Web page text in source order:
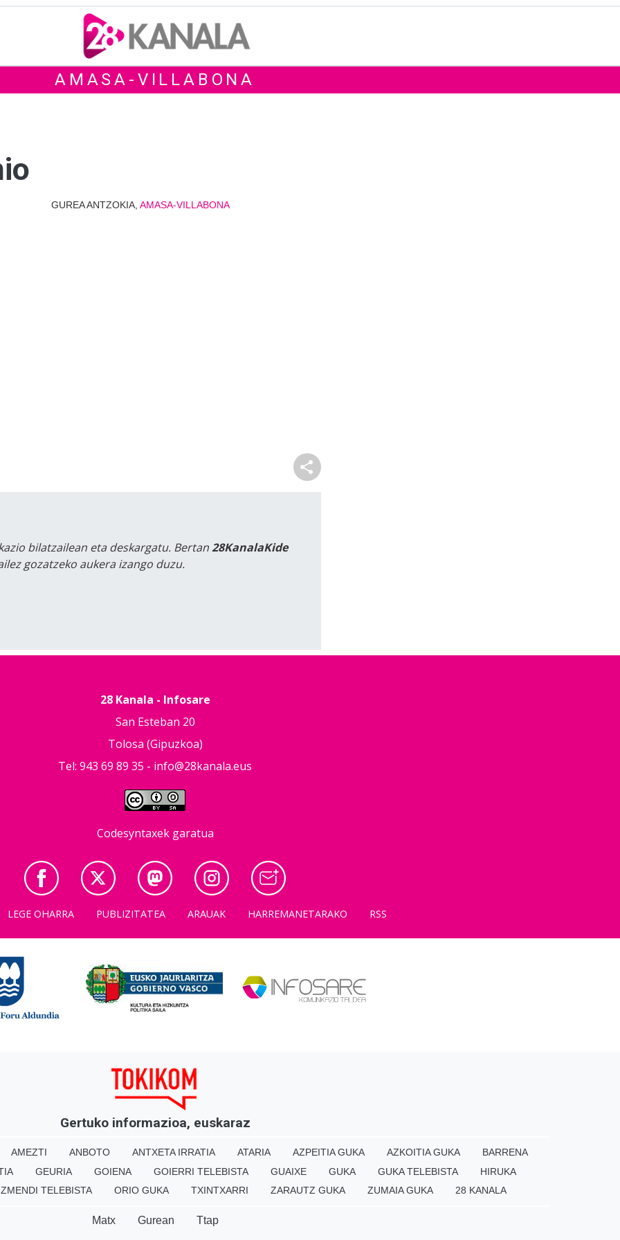
AMASA-VILLABONA
GUREA ANTZOKIA, AMASA-VILLABONA
bilatzailean eta deskargatu. Bertan28KanalaKide
gozatzeko aukera izango duzu.
28 Kanala - Infosare
San Esteban 20
Tolosa (Gipuzkoa)
Tel: 943 69 89 35 - info@28kanala.eus
Codesyntaxek garatua
LEGE OHARRA PUBLIZITATEA ARAUAK HARREMANETARAKO RSS
Gertuko informazioa, euskaraz
AMEZTI ANBOTO ANTXETA IRRATIA ATARIA AZPEITIA GUKA AZKOITIA GUKA
BARRENA
GEURIA GOIENA GOIERRI TELEBISTA GUAIXE GUKA GUKA TELEBISTA
HIRUKA
TELEBISTA ORIO GUKA TXINTXARRI ZARAUTZ GUKA ZUMAIA GUKA 28 KANALA
Matx Gurean Ttap